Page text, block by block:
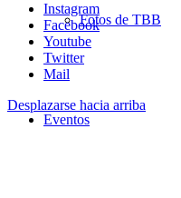
Fotos de TBB
Eventos
Instagram
Facebook
Youtube
Twitter
Mail
Desplazarse hacia arriba